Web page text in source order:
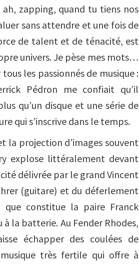
ah, zapping, quand tu tiens nos
sans attendre et une fois de
de talent et de ténacité, est
univers. Je pèse mes mots…
les passionnés de musique :
Pédron me confiait qu’il
qu’un disque et une série de
qui s’inscrive dans le temps.
la projection d’images souvent
explose littéralement devant
délivrée par le grandVincent
(guitare) et du déferlement
que constitue la paire Franck
à la batterie. Au Fender Rhodes,
échapper des coulées de
très fertile qui offre à